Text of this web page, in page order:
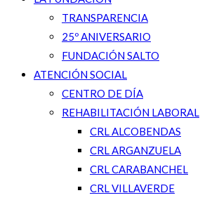
TRANSPARENCIA
25º ANIVERSARIO
FUNDACIÓN SALTO
ATENCIÓN SOCIAL
CENTRO DE DÍA
REHABILITACIÓN LABORAL
CRL ALCOBENDAS
CRL ARGANZUELA
CRL CARABANCHEL
CRL VILLAVERDE